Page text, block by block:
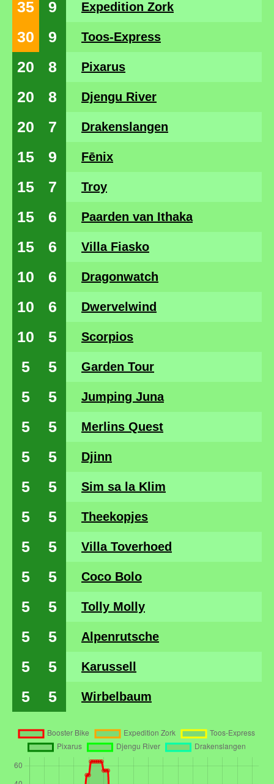
35 9 Expedition Zork
30 9 Toos-Express
20 8 Pixarus
20 8 Djengu River
20 7 Drakenslangen
15 9 Fēnix
15 7 Troy
15 6 Paarden van Ithaka
15 6 Villa Fiasko
10 6 Dragonwatch
10 6 Dwervelwind
10 5 Scorpios
5 5 Garden Tour
5 5 Jumping Juna
5 5 Merlins Quest
5 5 Djinn
5 5 Sim sa la Klim
5 5 Theekopjes
5 5 Villa Toverhoed
5 5 Coco Bolo
5 5 Tolly Molly
5 5 Alpenrutsche
5 5 Karussell
5 5 Wirbelbaum